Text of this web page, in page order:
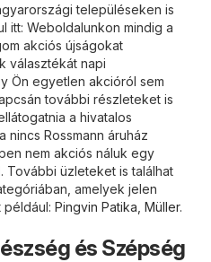
településeken is
itt: Weboldalunkon mindig a
akciós újságokat
választékát napi
Ön egyetlen akcióról sem
további részleteket is
a hivatalos
nincs Rossmann áruház
nem akciós náluk egy
További üzleteket is találhat
amelyek jelen
például: Pingvin Patika Müller.
és Szépség